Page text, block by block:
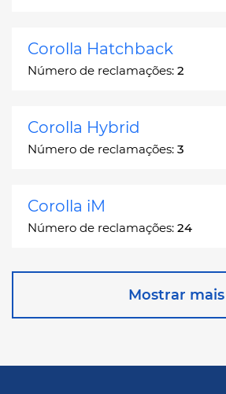
Corolla Hatchback
Número de reclamações: 2
Corolla Hybrid
Número de reclamações: 3
Corolla iM
Número de reclamações: 24
Corona Station Wagon
Mostrar mais